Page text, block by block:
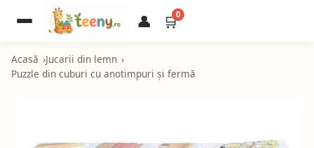
👤 🛒0
Acasă
Jucarii din lemn
Puzzle din cuburi cu anotimpuri și fermă